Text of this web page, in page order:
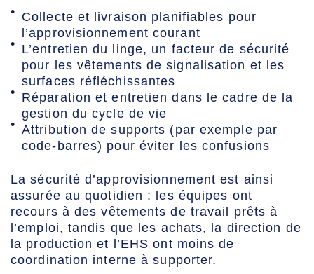
Collecte et livraison planifiables pour
l’approvisionnement courant
L’entretien du linge, un facteur de sécurité
pour les vêtements de signalisation et les
surfaces réfléchissantes
Réparation et entretien dans le cadre de la
gestion du cycle de vie
Attribution de supports (par exemple par
code-barres) pour éviter les confusions
La sécurité d’approvisionnement est ainsi
assurée au quotidien : les équipes ont
recours à des vêtements de travail prêts à
l’emploi, tandis que les achats, la direction de
la production et l’EHS ont moins de
coordination interne à supporter.